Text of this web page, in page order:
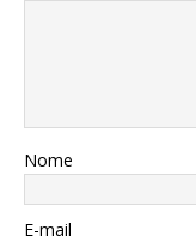
Nome
E-mail